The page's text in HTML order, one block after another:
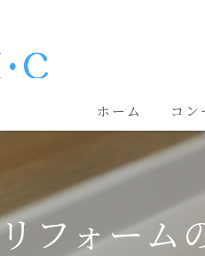
ホーム コン
フォーム